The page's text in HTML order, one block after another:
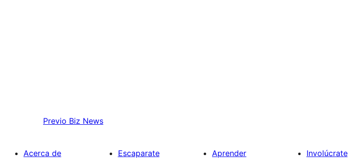
Previo Biz News
Acerca de Escaparate Aprender Involúcrate